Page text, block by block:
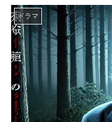
ドラマ